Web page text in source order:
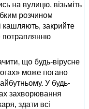
на вулицю, візьміть
розчином
кашляють, закрийте
потраплянню
що будь-вірусне
може погано
У будь-
захворювання
здати всі